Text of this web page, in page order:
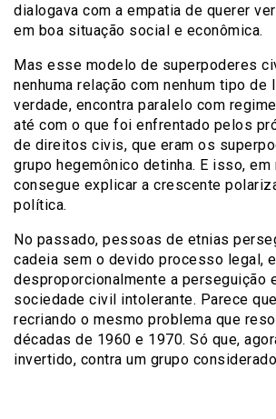
dialogava com a empatia de querer
em boa situação social e econômica.
Mas esse modelo de superpoderes
nenhuma relação com nenhum tipo de
verdade, encontra paralelo com
até com o que foi enfrentado pelos
de direitos civis, que eram os
grupo hegemônico detinha. E isso, em
consegue explicar a crescente
política.
No passado, pessoas de etnias
cadeia sem o devido processo legal,
desproporcionalmente a perseguição
sociedade civil intolerante. Parece
recriando o mesmo problema que
décadas de 1960 e 1970. Só que,
invertido, contra um grupo